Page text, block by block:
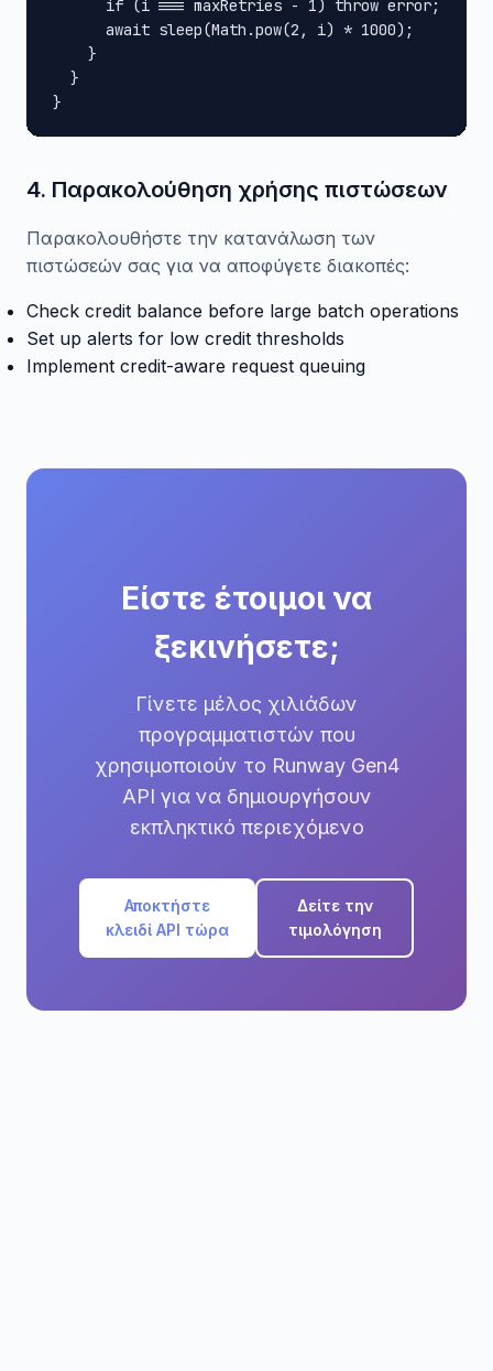
      if (i === maxRetries - 1) throw error;
      await sleep(Math.pow(2, i) * 1000);
    }
  }
}
4. Παρακολούθηση χρήσης πιστώσεων
Παρακολουθήστε την κατανάλωση των
πιστώσεών σας για να αποφύγετε διακοπές:
Check credit balance before large batch operations
Set up alerts for low credit thresholds
Implement credit-aware request queuing
Είστε έτοιμοι να
ξεκινήσετε;
Γίνετε μέλος χιλιάδων
προγραμματιστών που
χρησιμοποιούν το Runway Gen4
API για να δημιουργήσουν
εκπληκτικό περιεχόμενο
Αποκτήστε
κλειδί API τώρα
Δείτε την
τιμολόγηση